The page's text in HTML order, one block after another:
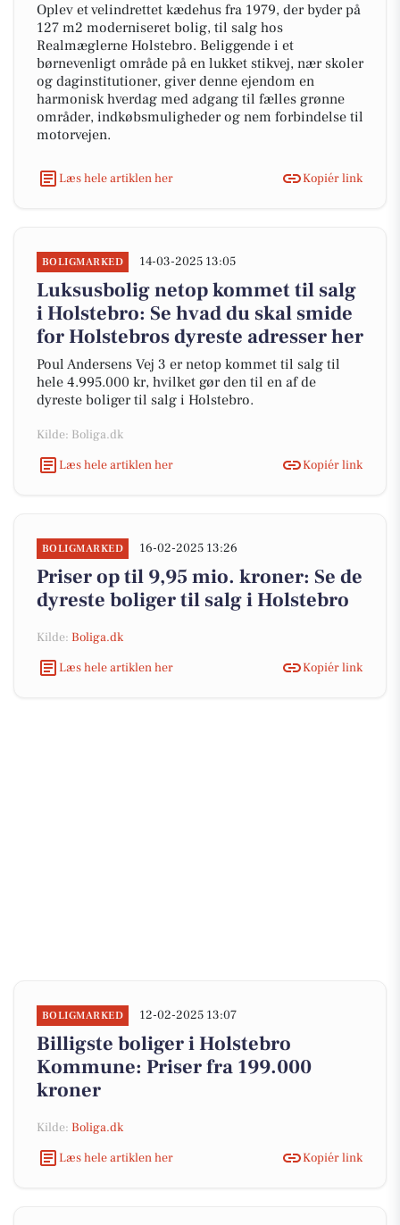
Oplev et velindrettet kædehus fra 1979, der byder på
127 m2 moderniseret bolig, til salg hos
Realmæglerne Holstebro. Beliggende i et
børnevenligt område på en lukket stikvej, nær skoler
og daginstitutioner, giver denne ejendom en
harmonisk hverdag med adgang til fælles grønne
områder, indkøbsmuligheder og nem forbindelse til
motorvejen.
Læs hele artiklen her Kopiér link
BOLIGMARKED 14-03-2025 13:05
Luksusbolig netop kommet til salg
i Holstebro: Se hvad du skal smide
for Holstebros dyreste adresser her
Poul Andersens Vej 3 er netop kommet til salg til
hele 4.995.000 kr, hvilket gør den til en af de
dyreste boliger til salg i Holstebro.
Kilde: Boliga.dk
Læs hele artiklen her
Kopiér link
BOLIGMARKED 16-02-2025 13:26
Priser op til 9,95 mio. kroner: Se de
dyreste boliger til salg i Holstebro
Kilde: Boliga.dk
Læs hele artiklen her
Kopiér link
BOLIGMARKED 12-02-2025 13:07
Billigste boliger i Holstebro
Kommune: Priser fra 199.000
kroner
Kilde: Boliga.dk
Læs hele artiklen her
Kopiér link